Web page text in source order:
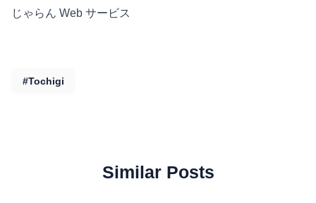
じゃらん Web サービス
#Tochigi
Similar Posts